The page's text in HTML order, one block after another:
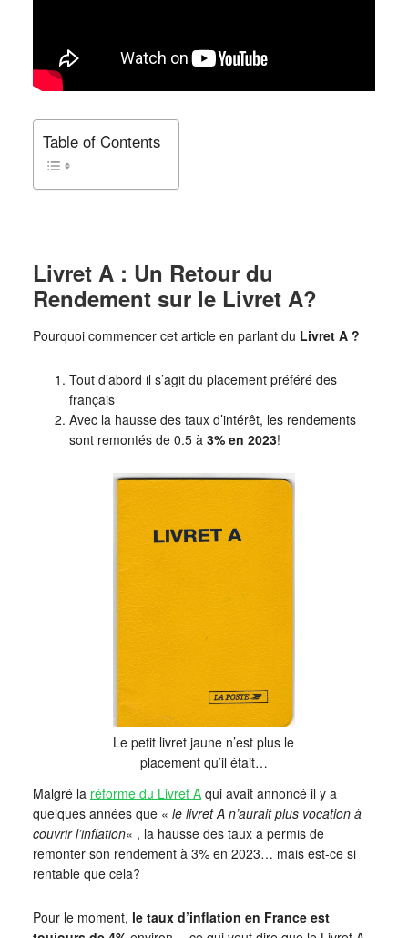
Table of Contents
Livret A : Un Retour du
Rendement sur le Livret A?
Pourquoi commencer cet article en parlant du Livret A ?
Tout d’abord il s’agit du placement préféré des
français
Avec la hausse des taux d’intérêt, les rendements
sont remontés de 0.5 à 3% en 2023!
Le petit livret jaune n’est plus le
placement qu’il était…
Malgré la réforme du Livret Aqui avait annoncé il y a
quelques années que « le livret A n’aurait plus vocation à
couvrir l’inflation« , la hausse des taux a permis de
remonter son rendement à 3% en 2023… mais est-ce si
rentable que cela?
Pour le moment, le taux d’inflation en France est